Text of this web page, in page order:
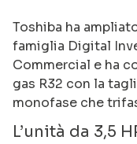
Toshiba ha
famiglia Digital
Commercial e ha
gas R32 con la
monofase che
L’unità da 3,5